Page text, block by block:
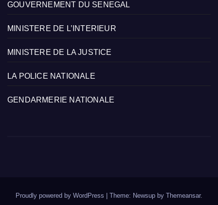
GOUVERNEMENT DU SENEGAL
MINISTERE DE L’INTERIEUR
MINISTERE DE LA JUSTICE
LA POLICE NATIONALE
GENDARMERIE NATIONALE
Proudly powered by WordPress Theme: Newsup by Themeansar.